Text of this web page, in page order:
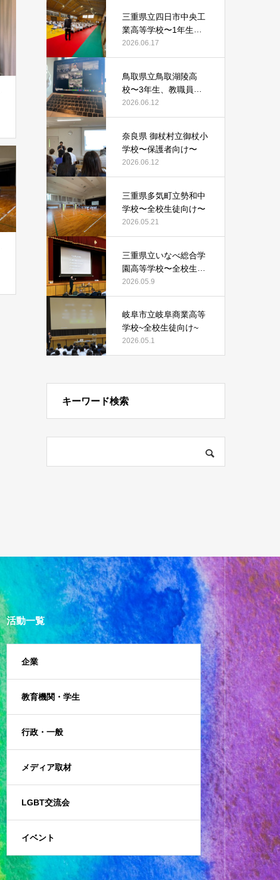
三重県立四日市中央工
業高等学校〜1年生向
け〜
2026.06.17
鳥取県立鳥取湖陵高
校〜3年生、教職員向
け〜
2026.06.12
奈良県 御杖村立御杖小
学校〜保護者向け〜
2026.06.12
三重県多気町立勢和中
学校〜全校生徒向け〜
2026.05.21
三重県立いなべ総合学
園高等学校〜全校生徒
向け〜
2026.05.9
岐阜市立岐阜商業高等
学校~全校生徒向け~
2026.05.1
キーワード検索
活動一覧
企業
教育機関・学生
行政・一般
メディア取材
LGBT交流会
イベント